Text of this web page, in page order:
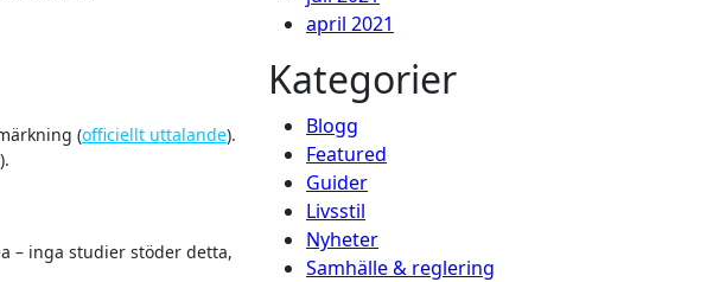
(officiellt uttalande).
– inga studier stöder detta,
april 2021
Kategorier
Blogg
Featured
Guider
Livsstil
Nyheter
Samhälle & reglering